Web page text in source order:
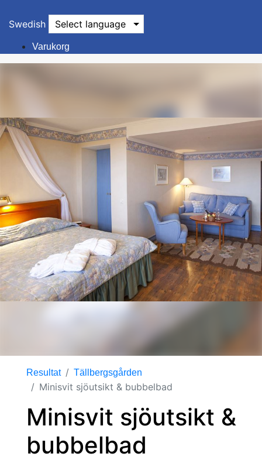
Swedish Select language
Varukorg
Resultat Tällbergsgården
Minisvit sjöutsikt & bubbelbad
Minisvit sjöutsikt &
bubbelbad